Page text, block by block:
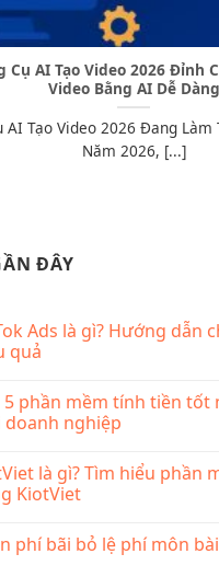
Cụ AI Tạo Video 2026 Đỉnh
Video Bằng AI Dễ Dàng
AI Tạo Video 2026 Đang
Năm 2026, [...]
ĐÂY
Ads là gì? Hướng dẫn
quả
5 phần mềm tính tiền tốt
doanh nghiệp
là gì? Tìm hiểu phần
KiotViet
phí bãi bỏ lệ phí môn